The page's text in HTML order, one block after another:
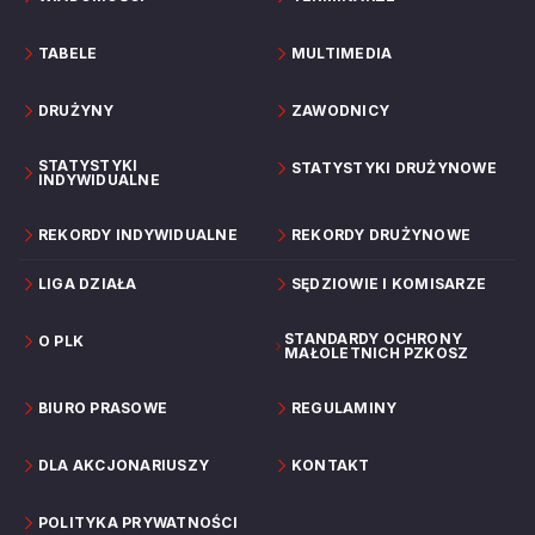
TABELE MULTIMEDIA
DRUŻYNY ZAWODNICY
STATYSTYKI
INDYWIDUALNE
STATYSTYKI DRUŻYNOWE
REKORDY INDYWIDUALNE REKORDY DRUŻYNOWE
LIGA DZIAŁA SĘDZIOWIE I KOMISARZE
O PLK
STANDARDY OCHRONY
MAŁOLETNICH PZKOSZ
BIURO PRASOWE REGULAMINY
DLA AKCJONARIUSZY KONTAKT
POLITYKA PRYWATNOŚCI